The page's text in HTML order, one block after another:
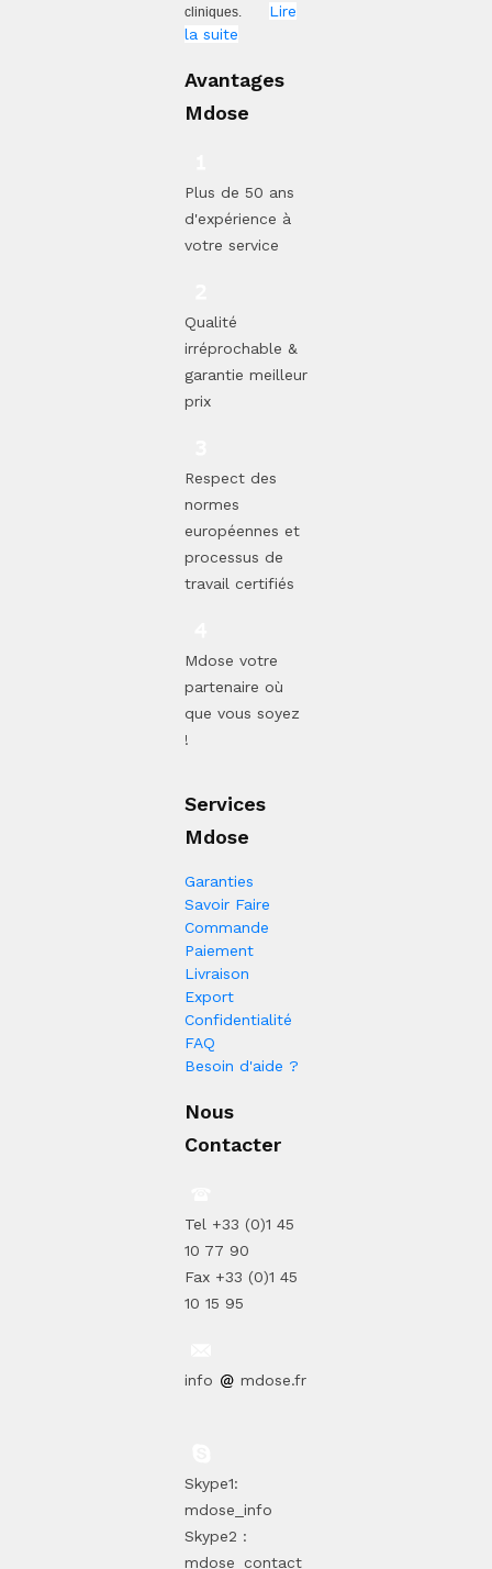
cliniques.
Lire
la suite
Avantages
Mdose
Plus de 50 ans
d'expérience à
votre service
Qualité
irréprochable &
garantie meilleur
prix
Respect des
normes
européennes et
processus de
travail certifiés
Mdose votre
partenaire où
que vous soyez
!
Services
Mdose
Garanties
Savoir Faire
Commande
Paiement
Livraison
Export
Confidentialité
FAQ
Besoin d'aide ?
Nous
Contacter
Tel +33 (0)1 45
10 77 90
Fax +33 (0)1 45
10 15 95
info mdose.fr
Skype1:
mdose_info
Skype2 :
mdose_contact